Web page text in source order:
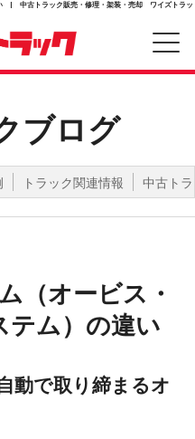
| 中古トラック販売・修理・架装・売却 ワイズトラッ
ブログ
トラック関連情報 中古ト
（オービス・
テム）の違い
動で取り締まるオ